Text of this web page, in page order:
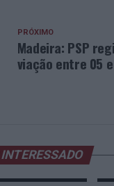
PRÓXIMO
Madeira: PSP
viação entre 05